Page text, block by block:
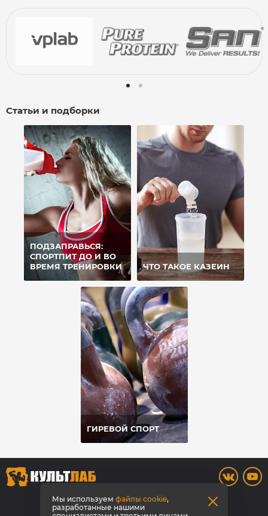
Статьи и подборки
ПОДЗАПРАВЬСЯ:
СПОРТПИТ ДО И ВО
ВРЕМЯ ТРЕНИРОВКИ
ЧТО ТАКОЕ КАЗЕИН
ГИРЕВОЙ СПОРТ
8 800 700-42-31
Мы используемфайлы cookie,
разработанные нашими